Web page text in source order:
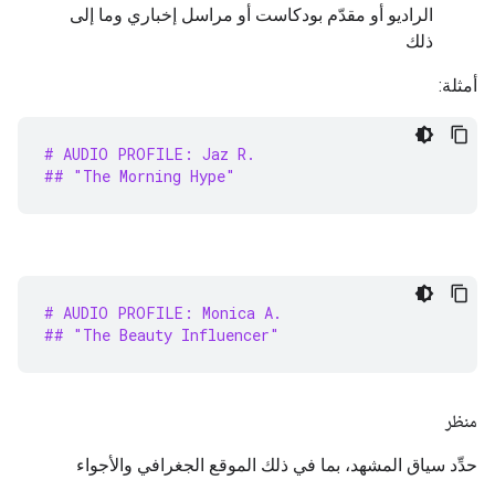
الراديو أو مقدّم بودكاست أو مراسل إخباري وما إلى
ذلك
أمثلة:
# AUDIO PROFILE: Jaz R.
## "The Morning Hype"
# AUDIO PROFILE: Monica A.
## "The Beauty Influencer"
منظر
حدِّد سياق المشهد، بما في ذلك الموقع الجغرافي والأجواء